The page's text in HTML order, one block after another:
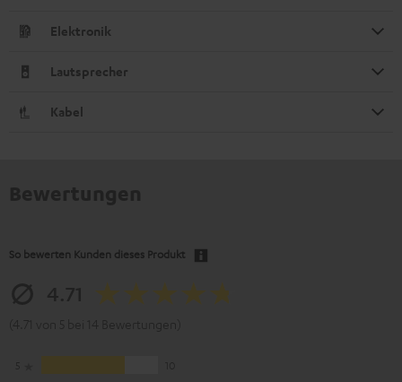
Elektronik
Lautsprecher
Kabel
So bewerten Kunden dieses Produkt